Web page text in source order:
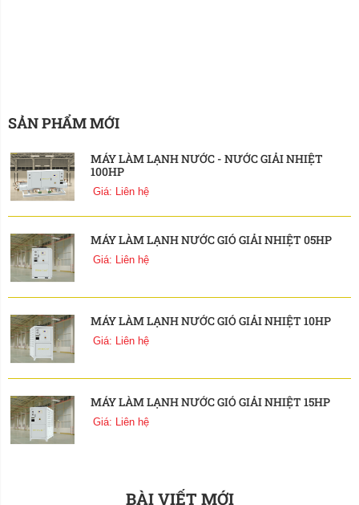
SẢN PHẨM MỚI
MÁY LÀM LẠNH NƯỚC - NƯỚC GIẢI NHIỆT
100HP
Giá: Liên hệ
MÁY LÀM LẠNH NƯỚC GIÓ GIẢI NHIỆT 05HP
Giá: Liên hệ
MÁY LÀM LẠNH NƯỚC GIÓ GIẢI NHIỆT 10HP
Giá: Liên hệ
MÁY LÀM LẠNH NƯỚC GIÓ GIẢI NHIỆT 15HP
Giá: Liên hệ
BÀI VIẾT MỚI